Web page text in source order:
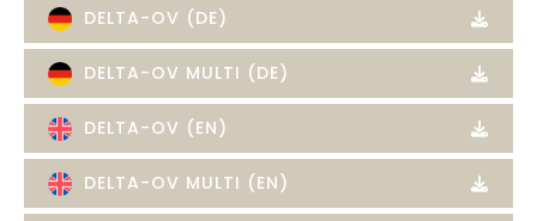
DELTA-OV (DE)
DELTA-OV MULTI (DE)
DELTA-OV (EN)
DELTA-OV MULTI (EN)